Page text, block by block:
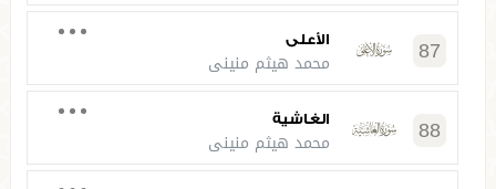
87 الأعلى
محمد هيثم منيني
88 الغاشية
محمد هيثم منيني